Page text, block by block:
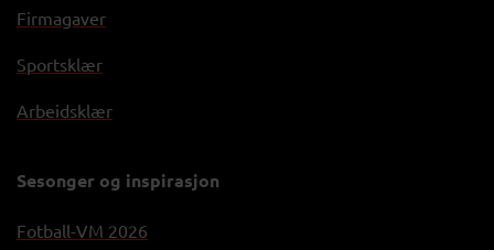
Firmagaver
Sportsklær
Arbeidsklær
Sesonger og inspirasjon
Fotball-VM 2026